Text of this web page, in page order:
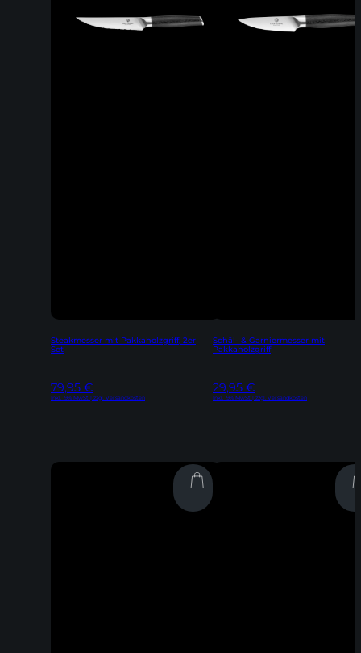
Steakmesser mit Pakkaholzgriff, 2er
Set
79,95 €
Inkl. 19% MwSt | zzgl. Versandkosten
Schäl- & Garniermesser mit
Pakkaholzgriff
29,95 €
Inkl. 19% MwSt | zzgl. Versandkosten